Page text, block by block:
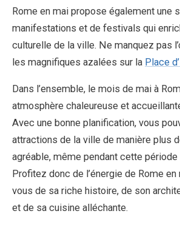
Rome en mai propose également une
manifestations et de festivals qui
culturelle de la ville. Ne manquez pas
les magnifiques azalées sur la Place
Dans l’ensemble, le mois de mai à
atmosphère chaleureuse et
Avec une bonne planification, vous
attractions de la ville de manière plus
agréable, même pendant cette
Profitez donc de l’énergie de Rome
vous de sa riche histoire, de son
et de sa cuisine alléchante.